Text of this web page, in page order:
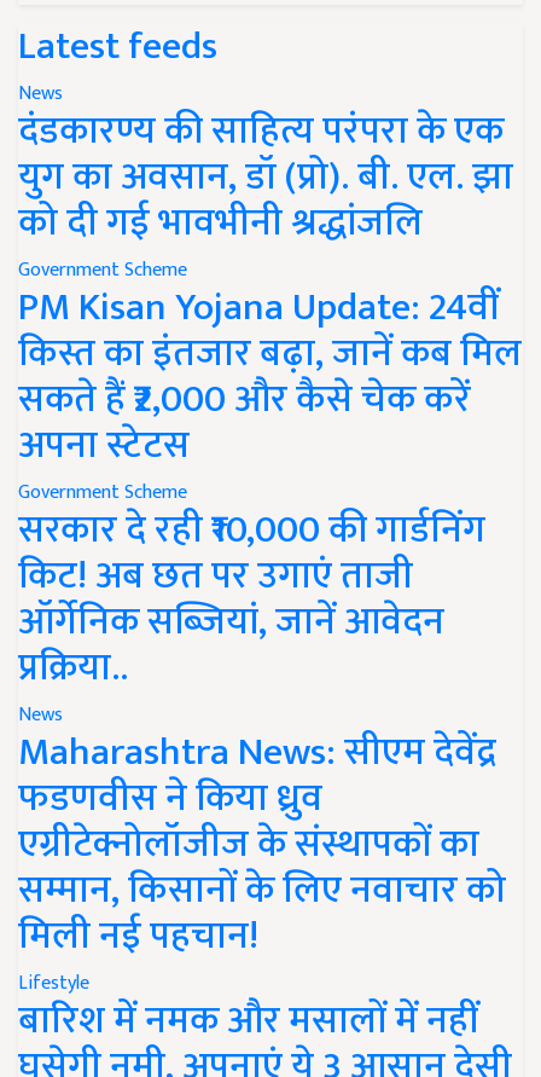
Latest feeds
News
दंडकारण्य की साहित्य परंपरा के एक
युग का अवसान, डॉ (प्रो). बी. एल. झा
को दी गई भावभीनी श्रद्धांजलि
Government Scheme
PM Kisan Yojana Update: 24वीं
किस्त का इंतजार बढ़ा, जानें कब मिल
सकते हैं ₹2,000 और कैसे चेक करें
अपना स्टेटस
Government Scheme
सरकार दे रही ₹10,000 की गार्डनिंग
किट! अब छत पर उगाएं ताजी
ऑर्गेनिक सब्जियां, जानें आवेदन
प्रक्रिया..
News
Maharashtra News: सीएम देवेंद्र
फडणवीस ने किया ध्रुव
एग्रीटेक्नोलॉजीज के संस्थापकों का
सम्मान, किसानों के लिए नवाचार को
मिली नई पहचान!
Lifestyle
बारिश में नमक और मसालों में नहीं